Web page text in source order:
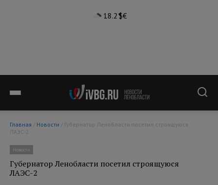
18.2°$€
Главная / Новости
ЛАЭС-2
Новости
Губернатор Ленобласти посетил строящуюся
ЛАЭС-2